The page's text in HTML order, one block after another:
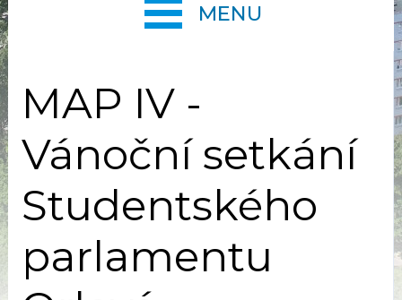
MAP IV -
Vánoční setkání
Studentského
parlamentu
MENU